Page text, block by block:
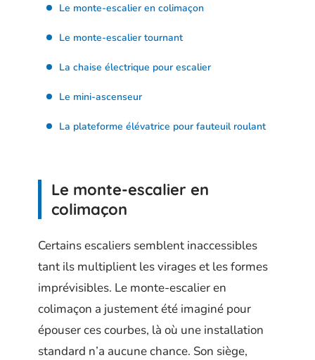
Le monte-escalier en colimaçon
Le monte-escalier tournant
La chaise électrique pour escalier
Le mini-ascenseur
La plateforme élévatrice pour fauteuil roulant
Le monte-escalier en
colimaçon
Certains escaliers semblent inaccessibles
tant ils multiplient les virages et les formes
imprévisibles. Le monte-escalier en
colimaçon a justement été imaginé pour
épouser ces courbes, là où une installation
standard n’a aucune chance. Son siège,